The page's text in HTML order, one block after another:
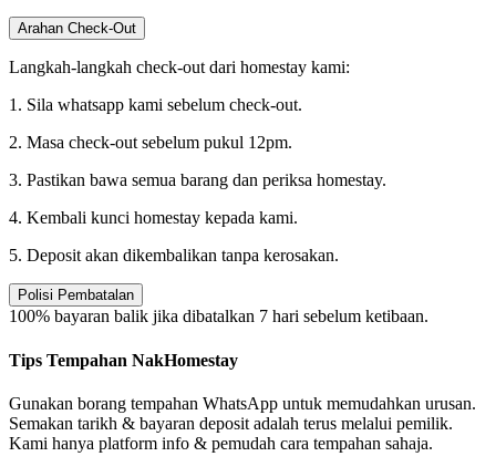
Arahan Check-Out
Langkah-langkah check-out dari homestay kami:
1. Sila whatsapp kami sebelum check-out.
2. Masa check-out sebelum pukul 12pm.
3. Pastikan bawa semua barang dan periksa homestay.
4. Kembali kunci homestay kepada kami.
5. Deposit akan dikembalikan tanpa kerosakan.
Polisi Pembatalan
100% bayaran balik jika dibatalkan 7 hari sebelum ketibaan.
Tips Tempahan NakHomestay
Gunakan borang tempahan WhatsApp untuk memudahkan urusan.
Semakan tarikh & bayaran deposit adalah terus melalui pemilik.
Kami hanya platform info & pemudah cara tempahan sahaja.